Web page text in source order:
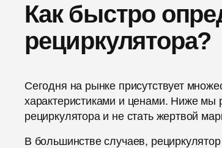
Как быстро
рециркулятора?
Сегодня на рынке присутствует
характеристиками и ценами. Ниже мы
рециркулятора и не стать жертвой
В большинстве случаев,